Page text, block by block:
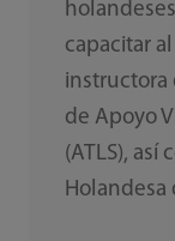
capacitar
instructora
de Apoyo
(ATLS), así
Holandesa